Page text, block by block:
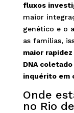
fluxos
maior
genético e o
as famílias,
maior
DNA
inquérito em
Onde
no Rio